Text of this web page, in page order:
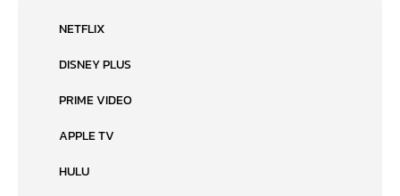
NETFLIX
DISNEY PLUS
PRIME VIDEO
APPLE TV
HULU